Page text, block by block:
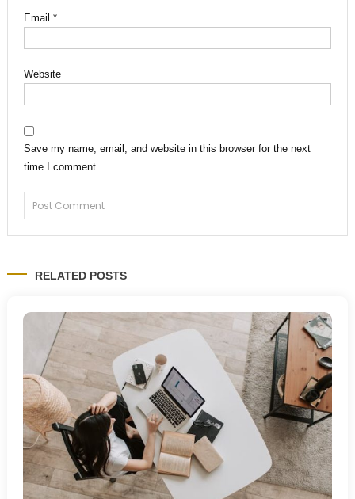
Email *
Website
Save my name, email, and website in this browser for the next
time I comment.
RELATED POSTS